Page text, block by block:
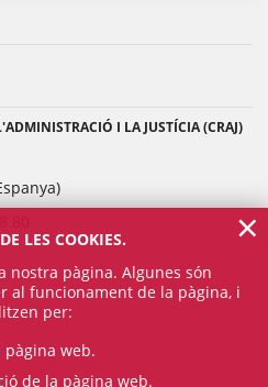
I LA JUSTÍCIA (CRAJ)
LES COOKIES.
nostra pàgina. Algunes són
al funcionament de la pàgina, i
per:
web.
de la pàgina web.
×